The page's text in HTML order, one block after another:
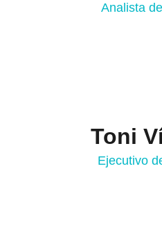
Analista
Toni
Ejecutivo